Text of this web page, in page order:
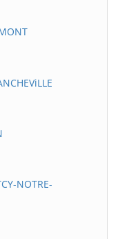
NOTRE-